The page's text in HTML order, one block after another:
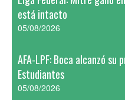
está intacto
05/08/2026
AFA-LPF: Boca alcanzó
Estudiantes
05/08/2026